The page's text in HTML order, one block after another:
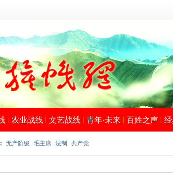
农业战线 文艺战线 青年·未来 百姓之声
无产阶级 毛主席 法制 共产党